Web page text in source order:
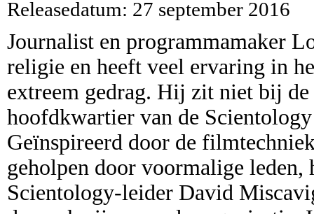
Releasedatum: 27 september 2016
Journalist en programmamaker
religie en heeft veel ervaring in
extreem gedrag. Hij zit niet bij
hoofdkwartier van de
Geïnspireerd door de
geholpen door voormalige
Scientology-leider David